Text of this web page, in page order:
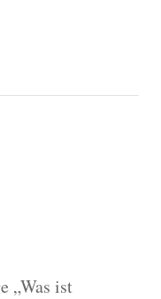
„Was ist